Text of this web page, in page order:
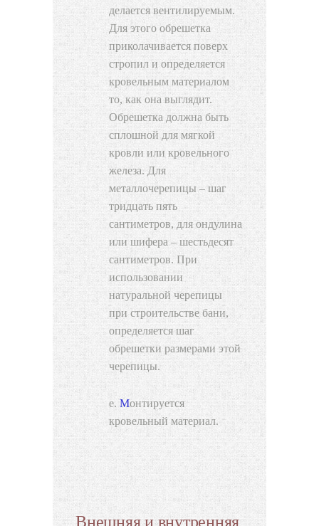
делается вентилируемым.
Для этого обрешетка
приколачивается поверх
стропил и определяется
кровельным материалом
то, как она выглядит.
Обрешетка должна быть
сплошной для мягкой
кровли или кровельного
железа. Для
металлочерепицы – шаг
тридцать пять
сантиметров, для ондулина
или шифера – шестьдесят
сантиметров. При
использовании
натуральной черепицы
при строительстве бани,
определяется шаг
обрешетки размерами этой
черепицы.
Монтируется
кровельный материал.
Внешняя и внутренняя